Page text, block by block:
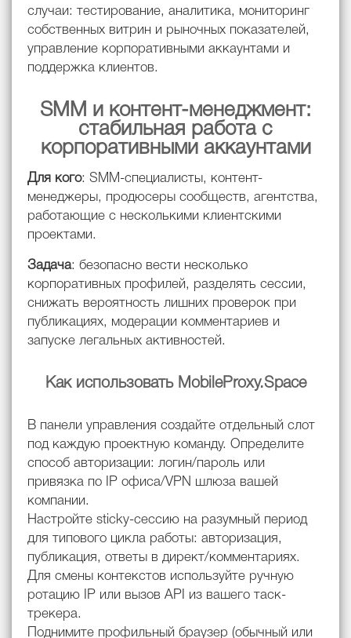
случаи: тестирование, аналитика, мониторинг
собственных витрин и рыночных показателей,
управление корпоративными аккаунтами и
поддержка клиентов.
SMM и контент-менеджмент:
стабильная работа с
корпоративными аккаунтами
Для кого: SMM-специалисты, контент-
менеджеры, продюсеры сообществ, агентства,
работающие с несколькими клиентскими
проектами.
Задача: безопасно вести несколько
корпоративных профилей, разделять сессии,
снижать вероятность лишних проверок при
публикациях, модерации комментариев и
запуске легальных активностей.
Как использовать MobileProxy.Space
В панели управления создайте отдельный слот
под каждую проектную команду. Определите
способ авторизации: логин/пароль или
привязка по IP офиса/VPN шлюза вашей
компании.
Настройте sticky-сессию на разумный период
для типового цикла работы: авторизация,
публикация, ответы в директ/комментариях.
Для смены контекстов используйте ручную
ротацию IP или вызов API из вашего таск-
трекера.
Поднимите профильный браузер (обычный или